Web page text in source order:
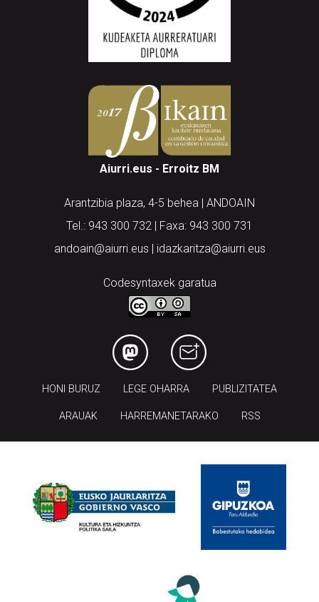
Aiurri.eus - Erroitz BM
Arantzibia plaza, 4-5 behea | ANDOAIN
Codesyntaxek garatua
LEGE OHARRA
ARAUAK HARREMANETARAKO RSS